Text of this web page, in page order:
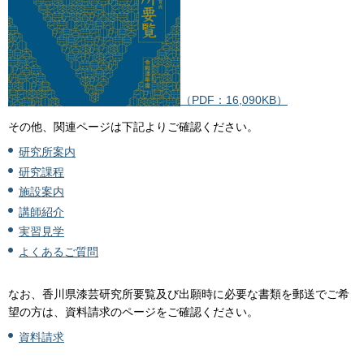
（PDF：16,090KB）
その他、関連ページは下記よりご確認ください。
研究所案内
研究課程
施設案内
講師紹介
実習見学
よくあるご質問
なお、香川県漆芸研究所要覧及び出願時に必要な書類を郵送でご希
望の方は、資料請求のページをご確認ください。
資料請求